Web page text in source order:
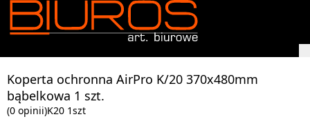
Koperta ochronna AirPro K/20 370x480mm
bąbelkowa 1 szt.
(0 opinii)K20 1szt